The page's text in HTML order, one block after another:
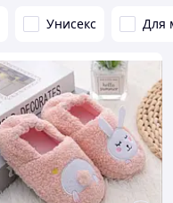
Унисекс Для